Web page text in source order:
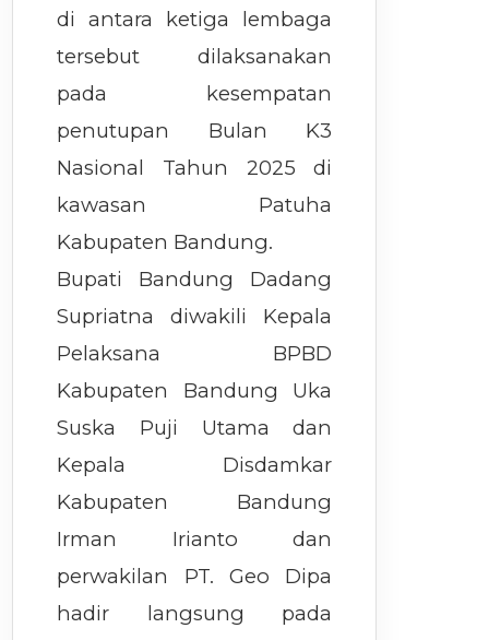
di antara ketiga lembaga
tersebut dilaksanakan
pada kesempatan
penutupan Bulan K3
Nasional Tahun 2025 di
kawasan Patuha
Kabupaten Bandung.
Bupati Bandung Dadang
Supriatna diwakili Kepala
Pelaksana BPBD
Kabupaten Bandung Uka
Suska Puji Utama dan
Kepala Disdamkar
Kabupaten Bandung
Irman Irianto dan
perwakilan PT. Geo Dipa
hadir langsung pada